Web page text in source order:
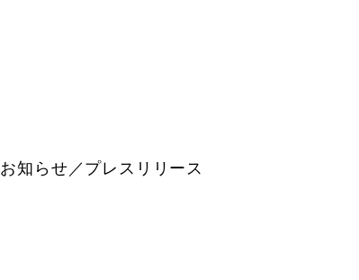
お知らせ／プレスリリース